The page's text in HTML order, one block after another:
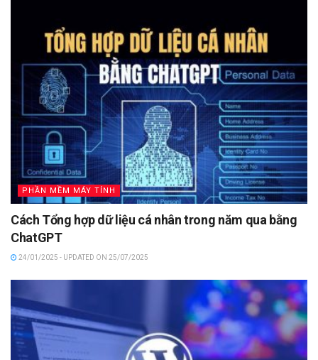
PHẦN MỀM MÁY TÍNH
Cách Tổng hợp dữ liệu cá nhân trong năm qua bằng
ChatGPT
24/01/2025 - UPDATED ON 25/07/2025